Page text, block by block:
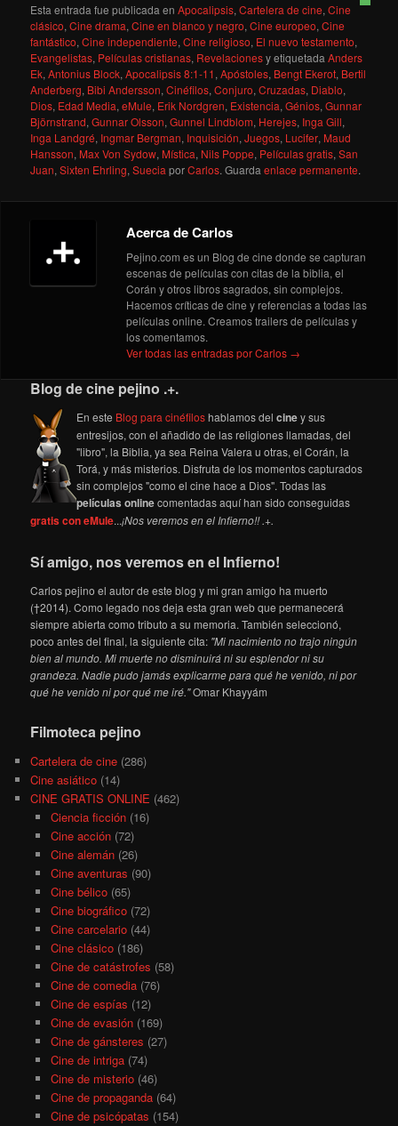
Esta entrada fue publicada enApocalipsis,Cartelera de cine,Cine
clásico,Cine drama,Cine en blanco y negro,Cine europeo,Cine
fantástico,Cine independiente,Cine religioso, El nuevo testamento,
Evangelistas, Películas cristianas, Revelacionesy etiquetadaAnders
Ek,Antonius Block,Apocalipsis 8:1-11,Apóstoles, Bengt Ekerot, Bertil
Anderberg, Bibi Andersson,Cinéfilos,Conjuro,Cruzadas, Diablo,
Dios, Edad Media,eMule, Erik Nordgren, Existencia,Génios,Gunnar
Björnstrand,Gunnar Olsson,Gunnel Lindblom, Herejes, Inga Gill,
Inga Landgré, Ingmar Bergman, Inquisición,Juegos, Lucifer, Maud
Hansson, Max Von Sydow, Mística, Nils Poppe, Películas gratis,San
Juan,Sixten Ehrling,Suecia porCarlos. Guardaenlace permanente.
Acerca de Carlos
Pejino.com es un Blog de cine donde se capturan
escenas de películas con citas de la biblia, el
Corán y otros libros sagrados, sin complejos.
Hacemos críticas de cine y referencias a todas las
películas online. Creamos trailers de películas y
los comentamos.
Ver todas las entradas por Carlos →
Blog de cine pejino .+.
En este Blog para cinéfiloshablamos delciney sus
entresijos, con el añadido de las religiones llamadas, del
"libro", la Biblia, ya sea Reina Valera u otras, el Corán, la
Torá, y más misterios. Disfruta de los momentos capturados
sin complejos "como el cine hace a Dios". Todas las
películas onlinecomentadas aquí han sido conseguidas
gratis con eMule...¡Nos veremos en el Infierno!! .+.
Sí amigo, nos veremos en el Infierno!
Carlos pejino el autor de este blog y mi gran amigo ha muerto
(†2014). Como legado nos deja esta gran web que permanecerá
siempre abierta como tributo a su memoria. También seleccionó,
poco antes del final, la siguiente cita: "Mi nacimiento no trajo ningún
bien al mundo. Mi muerte no disminuirá ni su esplendor ni su
grandeza. Nadie pudo jamás explicarme para qué he venido, ni por
qué he venido ni por qué me iré."Omar Khayyám
Filmoteca pejino
Cartelera de cine (286)
Cine asiático (14)
CINE GRATIS ONLINE (462)
Ciencia ficción(16)
Cine acción(72)
Cine alemán(26)
Cine aventuras (90)
Cine bélico(65)
Cine biográfico(72)
Cine carcelario(44)
Cine clásico(186)
Cine de catástrofes (58)
Cine de comedia(76)
Cine de espías (12)
Cine de evasión(169)
Cine de gánsteres (27)
Cine de intriga(74)
Cine de misterio(46)
Cine de propaganda(64)
Cine de psicópatas (154)